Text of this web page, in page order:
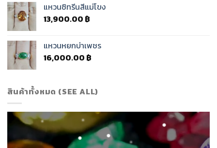
แหวนซิทรีนสีแม่โขง
13,900.00 ฿
แหวนหยกบ่าเพชร
16,000.00 ฿
สินค้าทั้งหมด (SEE ALL)